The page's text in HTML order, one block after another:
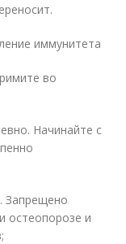
иммунитета
во
Начинайте с
Запрещено
остеопорозе и